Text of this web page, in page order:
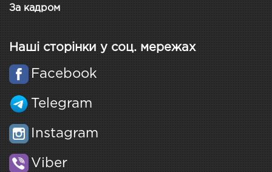
За кадром
Наші сторінки у соц. мережах
Facebook
Telegram
Instagram
Viber